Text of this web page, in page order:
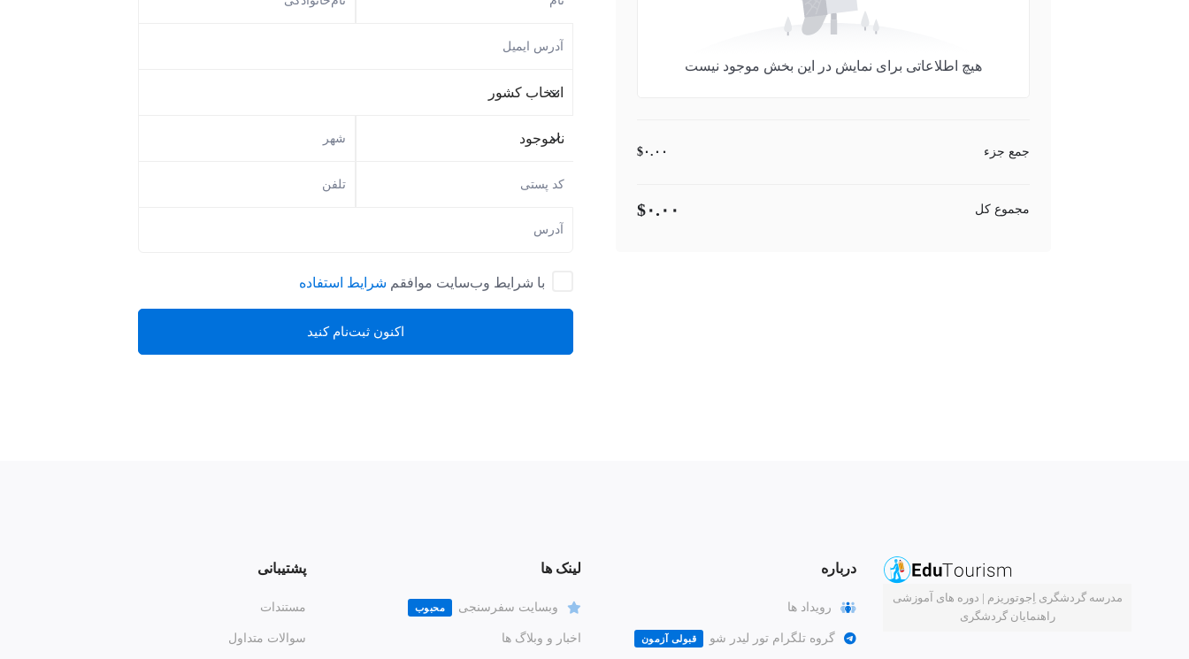
هیچ اطلاعاتی برای نمایش در این بخش موجود نیست
جمع جزء $۰.۰۰
مجموع کل $۰.۰۰
با شرایط وب‌سایت موافقم شرایط استفاده
اکنون ثبت‌نام کنید
مدرسه گردشگری اِجوتوریزم | دوره های آموزشی
راهنمایان گردشگری
درباره
رویداد ها
گروه تلگرام تور لیدر شو قبولی آزمون
لینک ها
وبسایت سفرسنجی محبوب
اخبار و وبلاگ ها
پشتیبانی
مستندات
سوالات متداول